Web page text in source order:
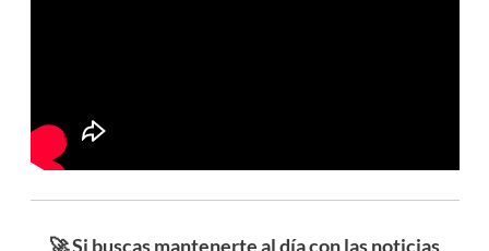
🚀 Si buscas mantenerte al día con las noticias